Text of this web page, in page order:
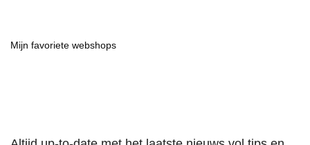
Mijn favoriete webshops